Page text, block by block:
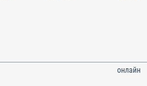
онлайн